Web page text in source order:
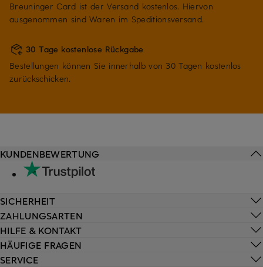
Breuninger Card ist der Versand kostenlos. Hiervon
ausgenommen sind Waren im Speditionsversand.
30 Tage kostenlose Rückgabe
Bestellungen können Sie innerhalb von 30 Tagen kostenlos
zurückschicken.
HILFE & KONTAKT
HÄUFIGE FRAGEN
SERVICE
KUNDENBEWERTUNG
SICHERHEIT
ZAHLUNGSARTEN